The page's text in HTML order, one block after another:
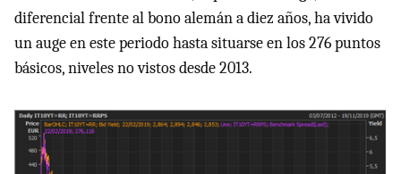
diferencial frente al bono alemán a diez años, ha vivido
un auge en este periodo hasta situarse en los 276 puntos
básicos, niveles no vistos desde 2013.